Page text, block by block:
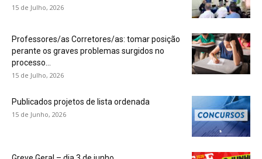
15 de Julho, 2026
Professores/as Corretores/as: tomar posição
perante os graves problemas surgidos no
processo...
15 de Julho, 2026
Publicados projetos de lista ordenada
15 de Junho, 2026